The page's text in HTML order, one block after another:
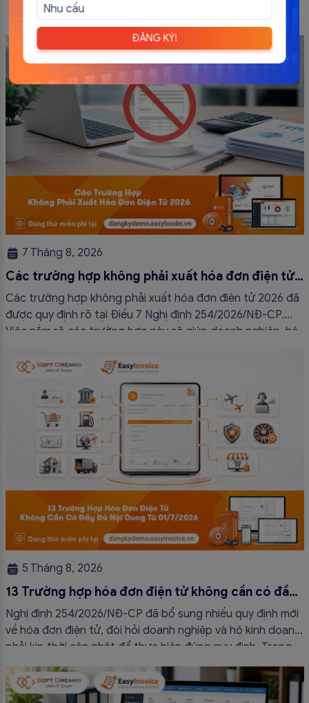
ĐĂNG KÝ!
7 Tháng 8, 2026
Các trường hợp không phải xuất hóa đơn điện tử
2026
Các trường hợp không phải xuất hóa đơn điện tử 2026 đã
được quy định rõ tại Điều 7 Nghị định 254/2026/NĐ-CP.
Việc nắm rõ các trường hợp này sẽ giúp doanh nghiệp, hộ
tránh lập hóa đơn không cần thiết hoặc áp […]
5 Tháng 8, 2026
13 Trường hợp hóa đơn điện tử không cần có đầy
đủ nội dung từ 01/7/2026
Nghị định 254/2026/NĐ-CP đã bổ sung nhiều quy định mới
về hóa đơn điện tử, đòi hỏi doanh nghiệp và hộ kinh doanh
phải kịp thời cập nhật để thực hiện đúng quy định. Trong
bài viết này, hóa đơn điện tử EasyInvoice sẽ chia sẻ 13
trường hợp hóa đơn điện tử không cần […]